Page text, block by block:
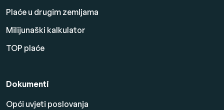
Plaće u drugim zemljama
Milijunaški kalkulator
TOP plaće
Dokumenti
Opći uvjeti poslovanja